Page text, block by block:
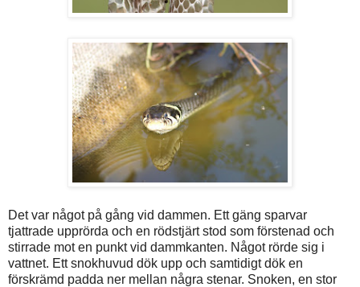
Det var något på gång vid dammen. Ett gäng sparvar
tjattrade upprörda och en rödstjärt stod som förstenad och
stirrade mot en punkt vid dammkanten. Något rörde sig i
vattnet. Ett snokhuvud dök upp och samtidigt dök en
förskrämd padda ner mellan några stenar. Snoken, en stor